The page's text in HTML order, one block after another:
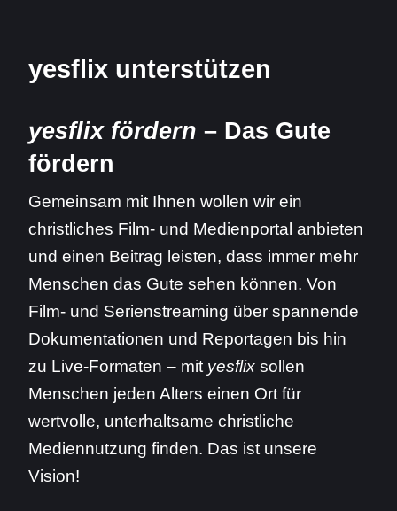
yesflix unterstützen
yesflix fördern – Das Gute
fördern
Gemeinsam mit Ihnen wollen wir ein
christliches Film- und Medienportal anbieten
und einen Beitrag leisten, dass immer mehr
Menschen das Gute sehen können. Von
Film- und Serienstreaming über spannende
Dokumentationen und Reportagen bis hin
zu Live-Formaten – mit yesflix sollen
Menschen jeden Alters einen Ort für
wertvolle, unterhaltsame christliche
Mediennutzung finden. Das ist unsere
Vision!